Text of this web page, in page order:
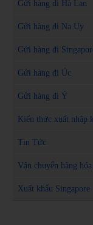
Gửi hàng đi Hà Lan
Gửi hàng đi Na Uy
Gửi hàng đi
Gửi hàng đi Úc
Gửi hàng đi Ý
Kiến thức xuất nhập
Tin Tức
Vận chuyển hàng
Xuất khẩu Singapore